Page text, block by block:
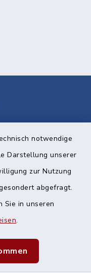
notwendige
Darstellung unserer
zur Nutzung
abgefragt.
Sie in unseren
.